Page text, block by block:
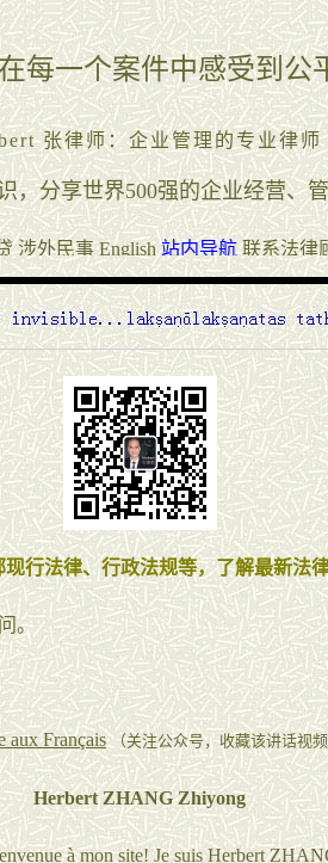
行法律、行政法规等，了解最新法
。
Français （关注公众号，收藏该讲话视
Herbert ZHANG Zhiyong
à mon site! Je suis Herbert